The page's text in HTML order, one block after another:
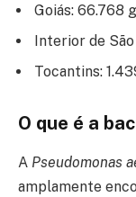
Goiás: 66.768
Interior de
Tocantins:
O que é a
A Pseudomonas
amplamente